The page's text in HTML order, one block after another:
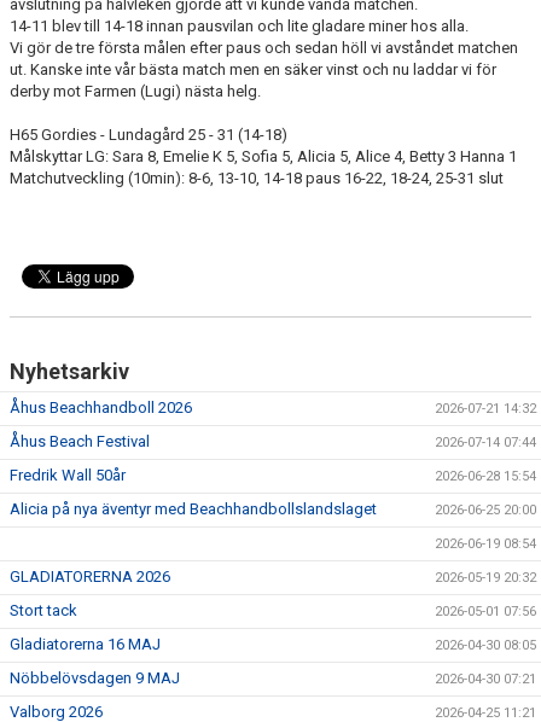
avslutning på halvleken gjorde att vi kunde vända matchen.
14-11 blev till 14-18 innan pausvilan och lite gladare miner hos alla.
Vi gör de tre första målen efter paus och sedan höll vi avståndet matchen
ut. Kanske inte vår bästa match men en säker vinst och nu laddar vi för
derby mot Farmen (Lugi) nästa helg.
H65 Gordies - Lundagård 25 - 31 (14-18)
Målskyttar LG: Sara 8, Emelie K 5, Sofia 5, Alicia 5, Alice 4, Betty 3 Hanna 1
Matchutveckling (10min): 8-6, 13-10, 14-18 paus 16-22, 18-24, 25-31 slut
Nyhetsarkiv
Åhus Beachhandboll 2026 2026-07-21 14:32
Åhus Beach Festival 2026-07-14 07:44
Fredrik Wall 50år 2026-06-28 15:54
Alicia på nya äventyr med Beachhandbollslandslaget 2026-06-25 20:00
2026-06-19 08:54
GLADIATORERNA 2026 2026-05-19 20:32
Stort tack 2026-05-01 07:56
Gladiatorerna 16 MAJ 2026-04-30 08:05
Nöbbelövsdagen 9 MAJ 2026-04-30 07:21
Valborg 2026 2026-04-25 11:21